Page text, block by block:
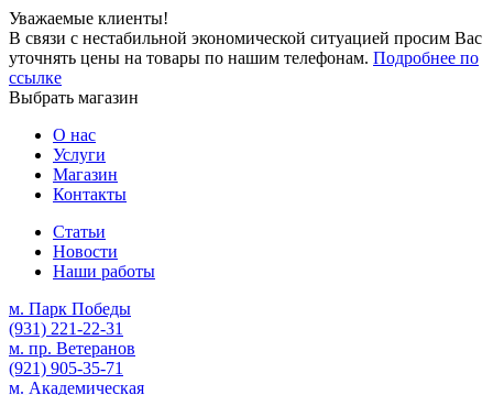
Уважаемые клиенты!
В связи с нестабильной экономической ситуацией просим Вас
уточнять цены на товары по нашим телефонам. Подробнее по
ссылке
Выбрать магазин
О нас
Услуги
Магазин
Контакты
Статьи
Новости
Наши работы
м. Парк Победы
(931) 221-22-31
м. пр. Ветеранов
(921) 905-35-71
м. Академическая